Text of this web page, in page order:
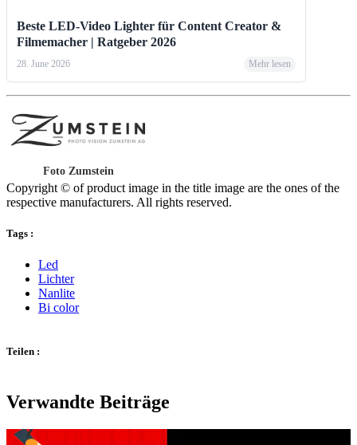
Beste LED-Video Lighter für Content Creator &
Filmemacher | Ratgeber 2026
28. June 2026 Mehr lesen
Foto Zumstein
Copyright © of product image in the title image are the ones of the
respective manufacturers. All rights reserved.
Tags :
Led
Lichter
Nanlite
Bi color
Teilen :
Verwandte Beiträge